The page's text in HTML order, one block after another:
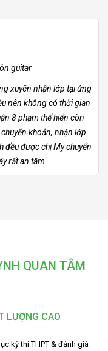
guitar
xuyên nhận lớp tại ứng
nên không có thời gian
8 phạm thế hiển còn
khoản, nhận lớp
đều được chị My chuyển
rất an tâm.
QUAN TÂM
LƯỢNG CAO
kỳ thi THPT & đánh giá